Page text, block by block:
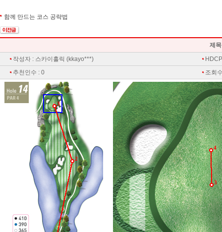
함께 만드는 코스 공략법
제
작성자 : 스카이홀릭 (kkayo***)
추천인수 : 0
조회
2
3
3
4